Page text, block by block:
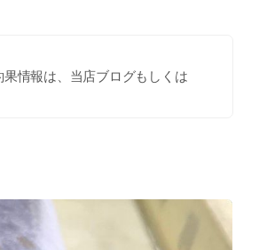
情報は、当店ブログもしくは